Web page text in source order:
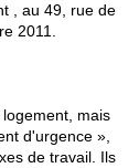
, au 49, rue de
2011.
mais
d'urgence »,
de travail. Ils